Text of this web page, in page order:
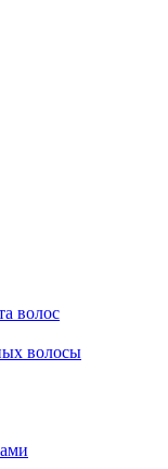
волос
волосы